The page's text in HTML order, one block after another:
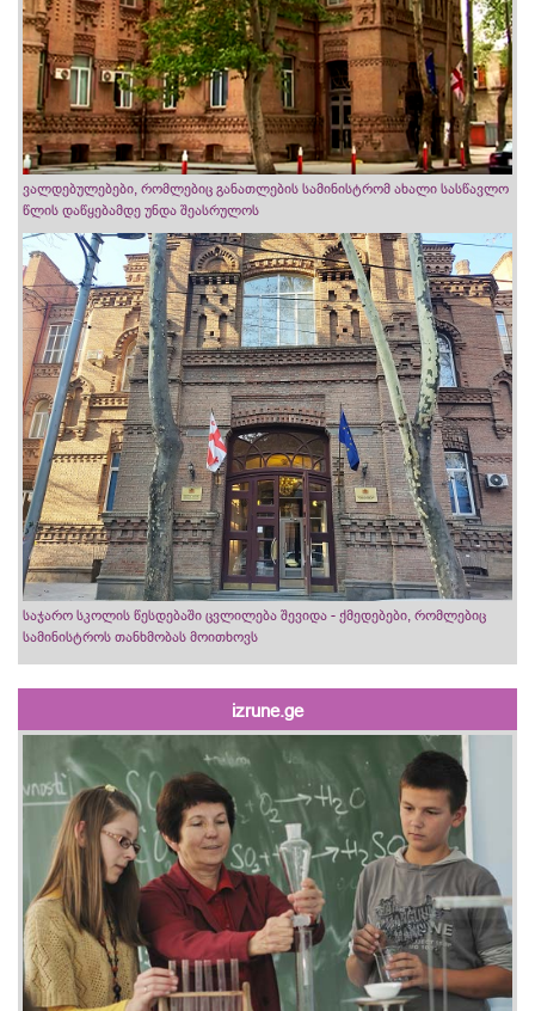
ვალდებულებები, რომლებიც განათლების სამინისტრომ ახალი სასწავლო
წლის დაწყებამდე უნდა შეასრულოს
საჯარო სკოლის წესდებაში ცვლილება შევიდა - ქმედებები, რომლებიც
სამინისტროს თანხმობას მოითხოვს
izrune.ge